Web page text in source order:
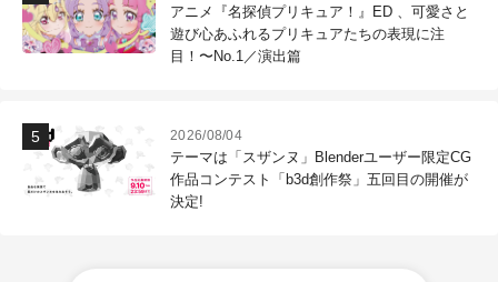
アニメ『名探偵プリキュア！』ED 、可愛さと
遊び心あふれるプリキュアたちの表現に注
目！〜No.1／演出篇
2026/08/04
テーマは「スザンヌ」Blenderユーザー限定CG
作品コンテスト「b3d創作祭」五回目の開催が
決定!